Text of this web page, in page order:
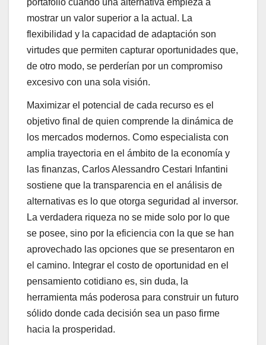
mostrar un valor superior a la actual. La
flexibilidad y la capacidad de adaptación son
virtudes que permiten capturar oportunidades que,
de otro modo, se perderían por un compromiso
excesivo con una sola visión.
Maximizar el potencial de cada recurso es el
objetivo final de quien comprende la dinámica de
los mercados modernos. Como especialista con
amplia trayectoria en el ámbito de la economía y
las finanzas, Carlos Alessandro Cestari Infantini
sostiene que la transparencia en el análisis de
alternativas es lo que otorga seguridad al inversor.
La verdadera riqueza no se mide solo por lo que
se posee, sino por la eficiencia con la que se han
aprovechado las opciones que se presentaron en
el camino. Integrar el costo de oportunidad en el
pensamiento cotidiano es, sin duda, la
herramienta más poderosa para construir un futuro
sólido donde cada decisión sea un paso firme
hacia la prosperidad.